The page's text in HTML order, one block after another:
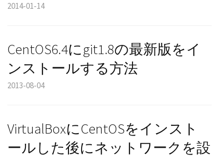
2014-01-14
CentOS6.4にgit1.8の最新版をイ
ンストールする方法
2013-08-04
VirtualBoxにCentOSをインスト
ールした後にネットワークを設